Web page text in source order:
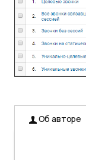
Об авторе